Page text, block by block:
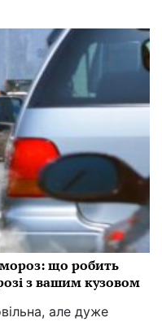
мороз: що робить
з вашим кузовом
але дуже